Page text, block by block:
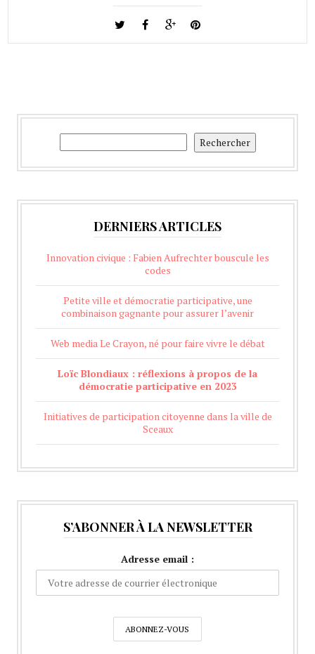
Rechercher
DERNIERS ARTICLES
Innovation civique : Fabien Aufrechter bouscule les
codes
Petite ville et démocratie participative, une
combinaison gagnante pour assurer l’avenir
Web media Le Crayon, né pour faire vivre le débat
Loïc Blondiaux : réflexions à propos de la
démocratie participative en 2023
Initiatives de participation citoyenne dans la ville de
Sceaux
S’ABONNER À LA NEWSLETTER
Adresse email :